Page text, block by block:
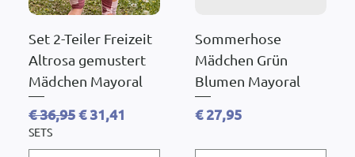
Set 2-Teiler Freizeit
Altrosa gemustert
Mädchen Mayoral
Standardpreis
€ 36,95Sale-Preis
€ 31,41
SETS
Sommerhose
Mädchen Grün
Blumen Mayoral
Preis
€ 27,95